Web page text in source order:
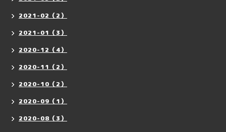
2021-02（2）
2021-01（3）
2020-12（4）
2020-11（2）
2020-10（2）
2020-09（1）
2020-08（3）